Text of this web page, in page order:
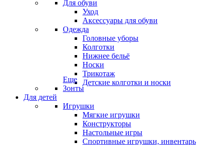
Для обуви
Уход
Аксессуары для обуви
Одежда
Головные уборы
Колготки
Нижнее бельё
Носки
Трикотаж
Детские колготки и носки
Еще
Зонты
Для детей
Игрушки
Мягкие игрушки
Конструкторы
Настольные игры
Спортивные игрушки, инвентарь